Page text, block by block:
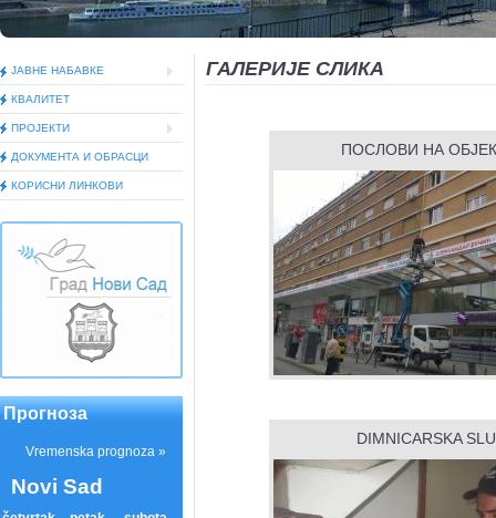
ГАЛЕРИЈЕ СЛИКА
ПОСЛОВИ НА
DIMNICARSKA
ЈАВНЕ НАБАВКЕ
КВАЛИТЕТ
ПРОЈЕКТИ
ДОКУМEНТА И ОБРАСЦИ
КОРИСНИ ЛИНКОВИ
Прогноза